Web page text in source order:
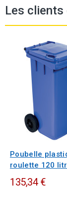
Les clients
Poubelle
roulette 120
135,34 €